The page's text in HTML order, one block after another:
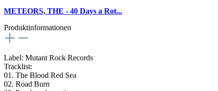
METEORS, THE - 40 Days a Rot...
Produktinformationen
Label: Mutant Rock Records
Tracklist:
01. The Blood Red Sea
02. Road Burn